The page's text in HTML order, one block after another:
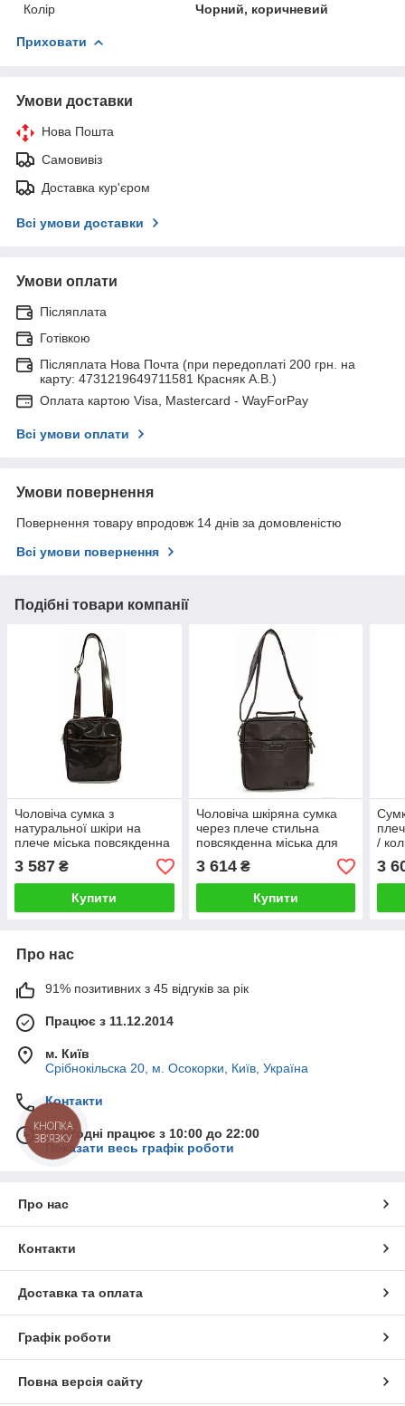
Колір
Чорний, коричневий
Приховати
Умови доставки
Нова Пошта
Самовивіз
Доставка кур'єром
Всі умови доставки
Умови оплати
Післяплата
Готівкою
Післяплата Нова Почта (при передоплаті 200 грн. на
карту: 4731219649711581 Красняк А.В.)
Оплата картою Visa, Mastercard - WayForPay
Всі умови оплати
Умови повернення
Повернення товару впродовж 14 днів за домовленістю
Всі умови повернення
Подібні товари компанії
Чоловіча сумка з
натуральної шкіри на
плече міська повсякденна
3 587 ₴
Купити
Чоловіча шкіряна сумка
через плече стильна
повсякденна міська для
3 614₴
Купити
/
3
Про нас
91% позитивних з 45 відгуків за рік
Працює з 11.12.2014
м. Київ
Срібнокільска 20, м. Осокорки, Київ, Україна
Контакти
Сьогодні працює з 10:00 до 22:00
Показати весь графік роботи
Про нас
Контакти
Доставка та оплата
Графік роботи
Повна версія сайту
КНОПКА
ЗВ'ЯЗКУ